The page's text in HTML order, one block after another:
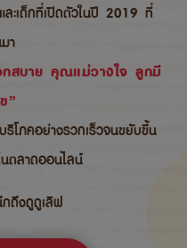
ละเด็กที่เปิดตัวในปี 2019 ที่
า
สบาย คุณแม่วางใจ ลูกมี
”
โภคอย่างรวกเร็วจนขยับขึ้น
ตลาดออนไลน์
ถึงดูดูเลิฟ